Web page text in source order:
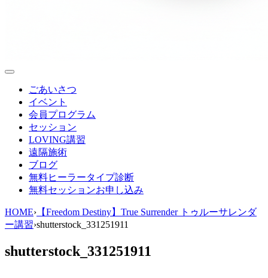
ごあいさつ
イベント
会員プログラム
セッション
LOVING講習
遠隔施術
ブログ
無料ヒーラータイプ診断
無料セッションお申し込み
HOME› 【Freedom Destiny】True Surrender トゥルーサレンダ
ー講習›shutterstock_331251911
shutterstock_331251911